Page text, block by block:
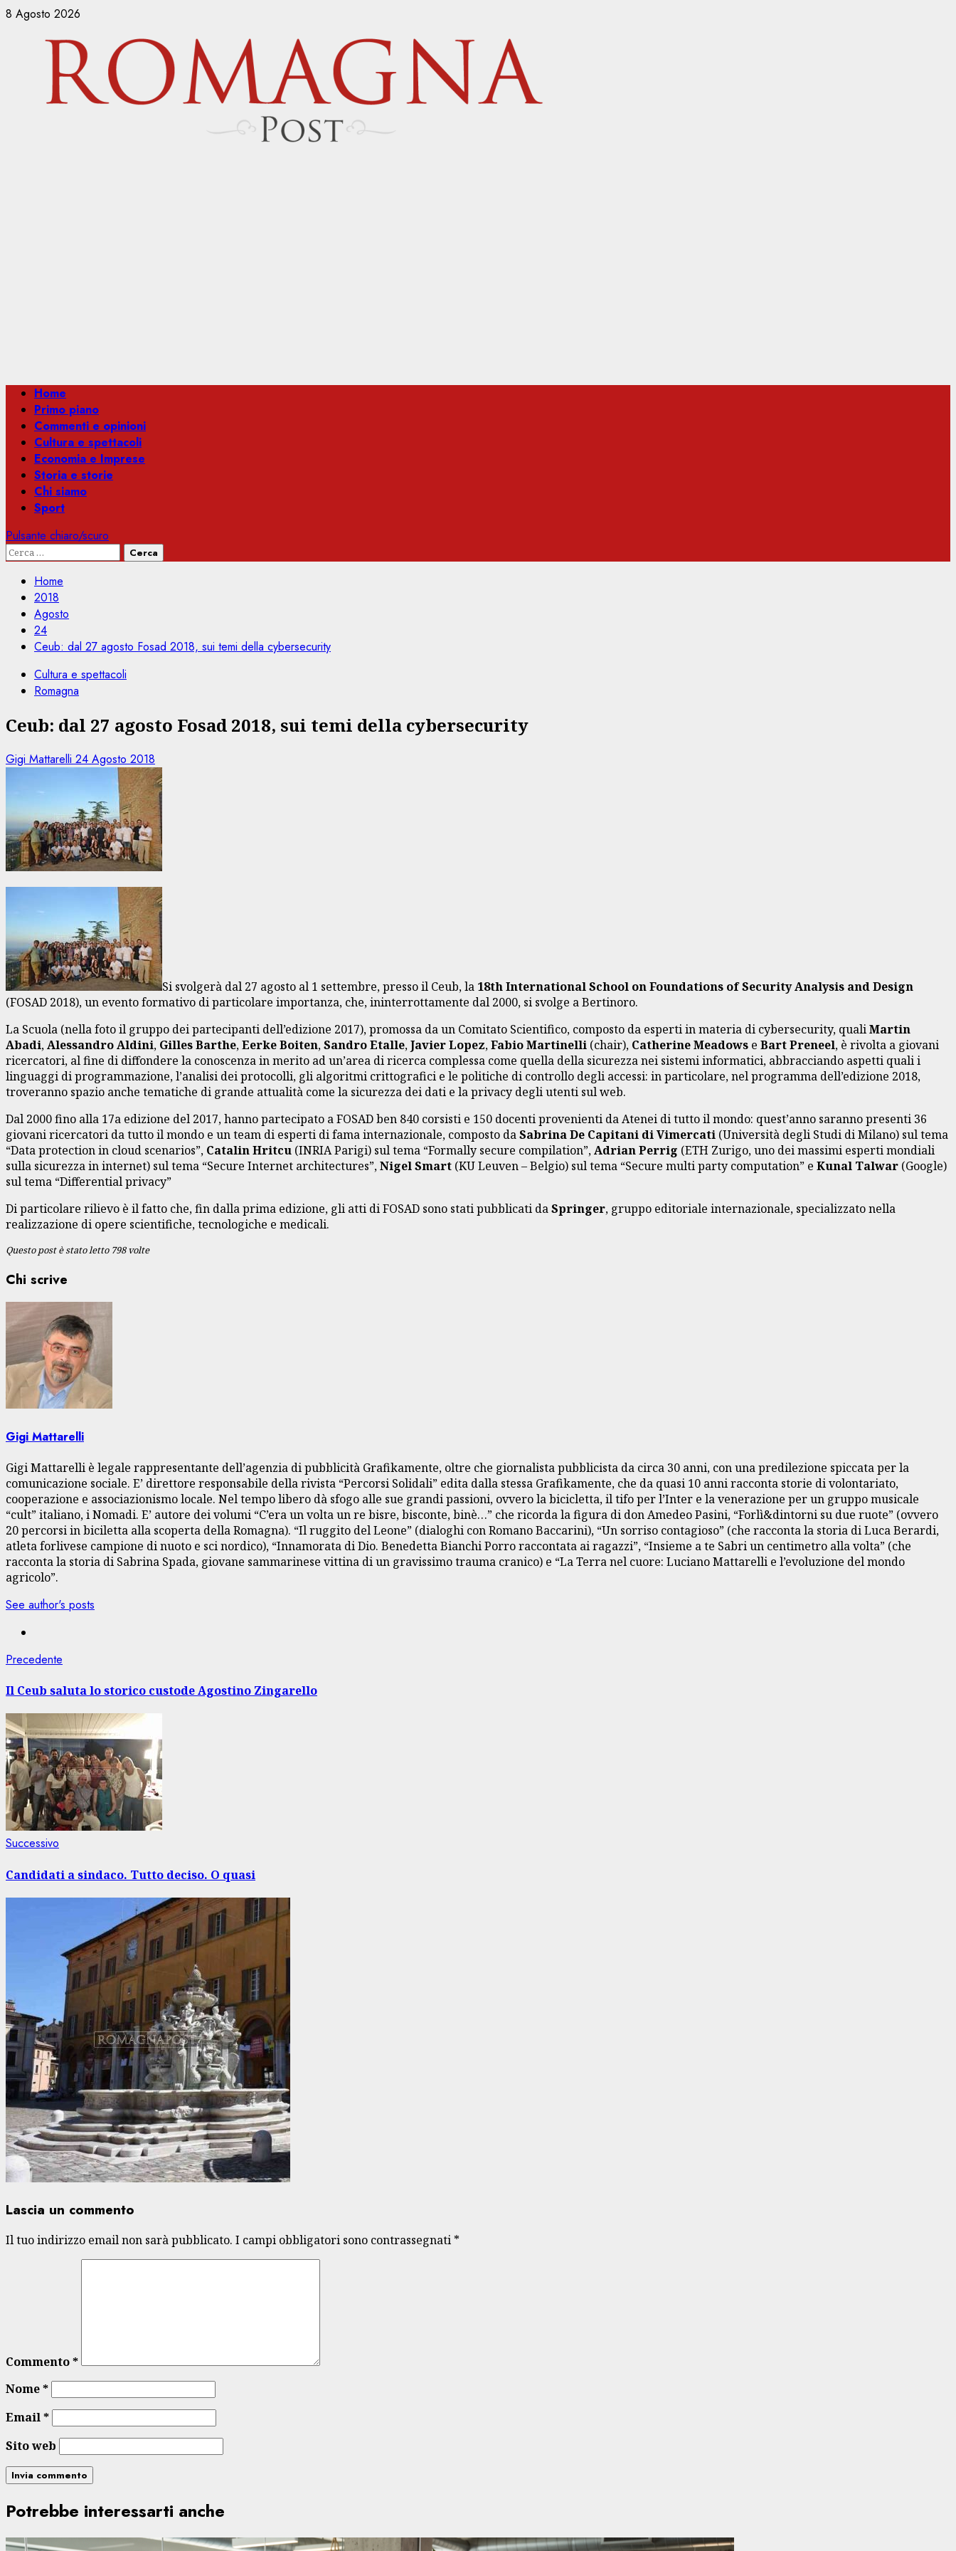
Vai
contenuto
8 Agosto 2026
Menu
principale
Home
Primo piano
Commenti e opinioni
Cultura e spettacoli
Economia e Imprese
Storia e storie
Chi siamo
Sport
Pulsante chiaro/scuro
Ricerca
Home
2018
Agosto
24
Ceub: dal 27 agosto Fosad 2018, sui temi della cybersecurity
Cultura e spettacoli
Romagna
Ceub: dal 27 agosto Fosad 2018, sui temi della cybersecurity
Gigi Mattarelli 24 Agosto 2018
Si svolgerà dal 27 agosto al 1 settembre, presso il Ceub, la 18th International School on Foundations of Security Analysis and Design
(FOSAD 2018), un evento formativo di particolare importanza, che, ininterrottamente dal 2000, si svolge a Bertinoro.
La Scuola (nella foto il gruppo dei partecipanti dell’edizione 2017), promossa da un Comitato Scientifico, composto da esperti in materia di cybersecurity, qualiMartin
Abadi,Alessandro Aldini, Gilles Barthe,Eerke Boiten,Sandro Etalle,Javier Lopez,Fabio Martinelli (chair), Catherine Meadows e Bart Preneel, è rivolta a giovani
ricercatori, al fine di diffondere la conoscenza in merito ad un’area di ricerca complessa come quella della sicurezza nei sistemi informatici, abbracciando aspetti quali i
linguaggi di programmazione, l’analisi dei protocolli, gli algoritmi crittografici e le politiche di controllo degli accessi: in particolare, nel programma dell’edizione 2018,
troveranno spazio anche tematiche di grande attualità come la sicurezza dei dati e la privacy degli utenti sul web.
Dal 2000 fino alla 17a edizione del 2017, hanno partecipato a FOSAD ben 840 corsisti e 150 docenti provenienti da Atenei di tutto il mondo: quest’anno saranno presenti 36
giovani ricercatori da tutto il mondo e un team di esperti di fama internazionale, composto daSabrina De Capitani di Vimercati (Università degli Studi di Milano) sul tema
“Data protection in cloud scenarios”, Catalin Hritcu (INRIA Parigi) sul tema “Formally secure compilation”,Adrian Perrig (ETH Zurigo, uno dei massimi esperti mondiali
sulla sicurezza in internet) sul tema “Secure Internet architectures”,Nigel Smart (KU Leuven – Belgio) sul tema “Secure multi party computation” e Kunal Talwar (Google)
sul tema “Differential privacy”
Di particolare rilievo è il fatto che, fin dalla prima edizione, gli atti di FOSAD sono stati pubblicati daSpringer, gruppo editoriale internazionale, specializzato nella
realizzazione di opere scientifiche, tecnologiche e medicali.
Questo post è stato letto 798 volte
Chi scrive
Gigi Mattarelli
Gigi Mattarelli è legale rappresentante dell’agenzia di pubblicità Grafikamente, oltre che giornalista pubblicista da circa 30 anni, con una predilezione spiccata per la
comunicazione sociale. E’ direttore responsabile della rivista “Percorsi Solidali” edita dalla stessa Grafikamente, che da quasi 10 anni racconta storie di volontariato,
cooperazione e associazionismo locale. Nel tempo libero dà sfogo alle sue grandi passioni, ovvero la bicicletta, il tifo per l’Inter e la venerazione per un gruppo musicale
“cult” italiano, i Nomadi. E’ autore dei volumi “C’era un volta un re bisre, bisconte, binè…” che ricorda la figura di don Amedeo Pasini, “Forlì&dintorni su due ruote” (ovvero
20 percorsi in biciletta alla scoperta della Romagna). “Il ruggito del Leone” (dialoghi con Romano Baccarini), “Un sorriso contagioso” (che racconta la storia di Luca Berardi,
atleta forlivese campione di nuoto e sci nordico), “Innamorata di Dio. Benedetta Bianchi Porro raccontata ai ragazzi”, “Insieme a te Sabri un centimetro alla volta” (che
racconta la storia di Sabrina Spada, giovane sammarinese vittina di un gravissimo trauma cranico) e “La Terra nel cuore: Luciano Mattarelli e l’evoluzione del mondo
agricolo”.
See author's posts
Navigazione
articolo
Precedente
Il Ceub saluta lo storico custode Agostino Zingarello
Successivo
Candidati a sindaco. Tutto deciso. O quasi
Lascia un commento
Il tuo indirizzo email non sarà pubblicato. I campi obbligatori sono contrassegnati *
Commento*
Nome*
Email*
Sito web
Potrebbe interessarti anche